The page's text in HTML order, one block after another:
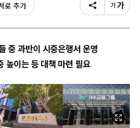
로 추가
중 과반이 시중은행서 운영
높이는 등 대책 마련 필요